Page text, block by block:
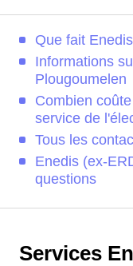
Que fait
Informations
Plougoumelen
Combien
service de
Tous les
Enedis (ex-
questions
Services